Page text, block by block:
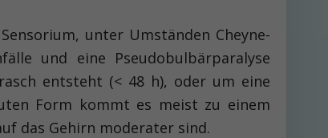
unter Umständen Cheyne-
und eine Pseudobulbärparalyse
entsteht (< 48 h), oder um eine
Form kommt es meist zu einem
das Gehirn moderater sind.